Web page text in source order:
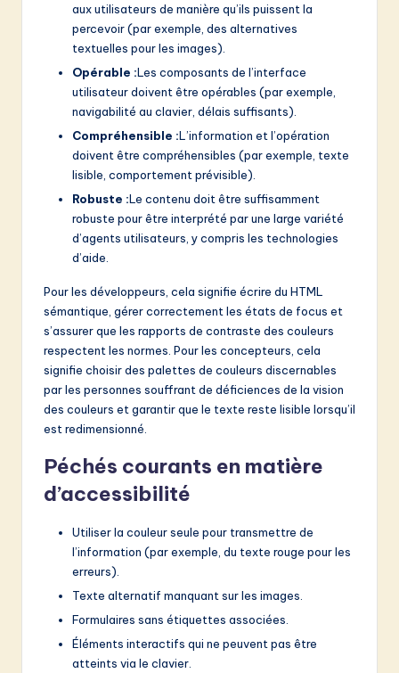
aux utilisateurs de manière qu’ils puissent la
percevoir (par exemple, des alternatives
textuelles pour les images).
Opérable :Les composants de l’interface
utilisateur doivent être opérables (par exemple,
navigabilité au clavier, délais suffisants).
Compréhensible :L’information et l’opération
doivent être compréhensibles (par exemple, texte
lisible, comportement prévisible).
Robuste :Le contenu doit être suffisamment
robuste pour être interprété par une large variété
d’agents utilisateurs, y compris les technologies
d’aide.
Pour les développeurs, cela signifie écrire du HTML
sémantique, gérer correctement les états de focus et
s’assurer que les rapports de contraste des couleurs
respectent les normes. Pour les concepteurs, cela
signifie choisir des palettes de couleurs discernables
par les personnes souffrant de déficiences de la vision
des couleurs et garantir que le texte reste lisible lorsqu’il
est redimensionné.
Péchés courants en matière
d’accessibilité
Utiliser la couleur seule pour transmettre de
l’information (par exemple, du texte rouge pour les
erreurs).
Texte alternatif manquant sur les images.
Formulaires sans étiquettes associées.
Éléments interactifs qui ne peuvent pas être
atteints via le clavier.